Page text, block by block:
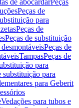
de abocardarPeças
Peças de
para
Peças de
Peças de substituição
Peças de
TampasPeças de
para
substituição para
para Geberit
Vedações para tubos e